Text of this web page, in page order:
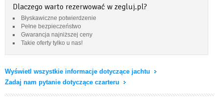
Dlaczego warto rezerwować w zegluj.pl?
Błyskawiczne potwierdzenie
Pełne bezpieczeństwo
Gwarancja najniższej ceny
Takie oferty tylko u nas!
Wyświetl wszystkie informacje dotyczące jachtu
Zadaj nam pytanie dotyczące czarteru